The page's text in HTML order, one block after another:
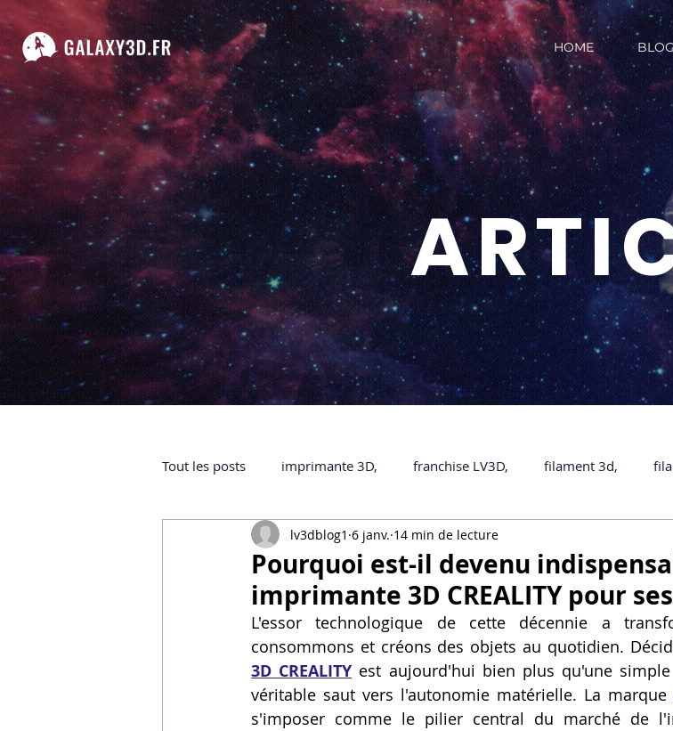
HOME
Tout les posts imprimante 3D, franchise LV3D, filament 3d,
impression 3D à la demande Accessoires
ARTILLERY 3D Formation impression 3D SCANNER 3D
certifiée QUALIOPI Refaire une piece en 3D Formation 3D en ligne.
Pourquoi est-il devenu
imprimante 3D CREALITY pour
lv3dblog1 6 janv. 14 min de lecture
L'essor technologique de cette décennie a
consommons et créons des objets au quotidien.
3D CREALITY est aujourd'hui bien plus qu'une
véritable saut vers l'autonomie matérielle. La marque
s'imposer comme le pilier central du marché de